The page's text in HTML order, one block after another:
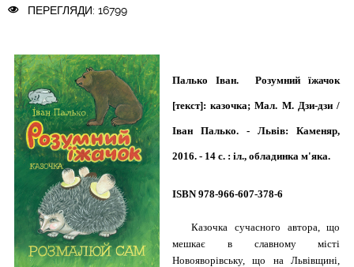
ПЕРЕГЛЯДИ: 16799
Палько Іван. Розумний їжачок
[текст]: казочка; Мал. М. Дзи-дзи /
Іван Палько. - Львів: Каменяр,
2016. - 14 с. : іл., обладинка м'яка.
ISBN 978-966-607-378-6
Казочка сучасного автора, що
мешкає в славному місті
Новояворівську, що на Львівщині,